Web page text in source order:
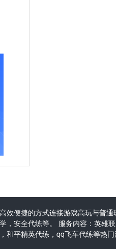
效便捷的方式连接游戏高玩与普
，安全代练等。 服务内容：英雄
和平精英代练，qq飞车代练等热